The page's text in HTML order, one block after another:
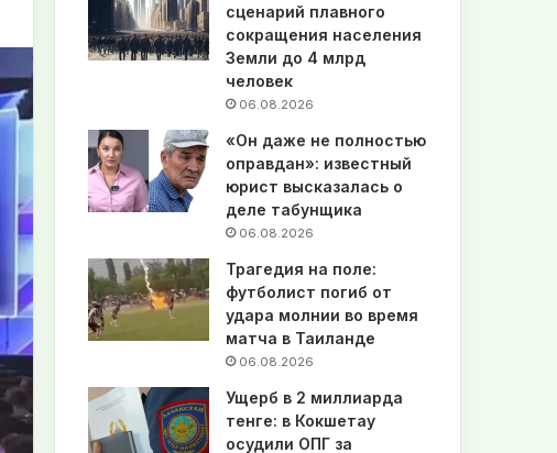
сценарий плавного
сокращения населения
Земли до 4 млрд
человек
06.08.2026
«Он даже не полностью
оправдан»: известный
юрист высказалась о
деле табунщика
06.08.2026
Трагедия на поле:
футболист погиб от
удара молнии во время
матча в Таиланде
06.08.2026
Ущерб в 2 миллиарда
тенге: в Кокшетау
осудили ОПГ за